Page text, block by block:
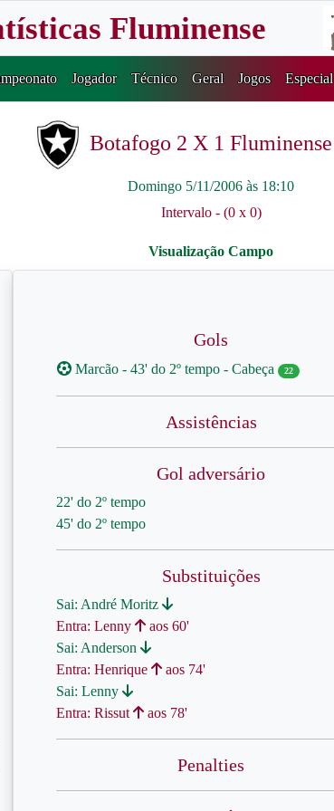
Fluminense
Jogador Técnico Geral Jogos Especial
Botafogo 2 X 1 Fluminense
Domingo 5/11/2006 às 18:10
Intervalo - (0 x 0)
Gols
Marcão - 43' do 2º tempo - Cabeça 22
Assistências
Gol adversário
22' do 2º tempo
45' do 2º tempo
Substituições
Sai: André Moritz
Entra: Lenny
aos 60'
Sai: Anderson
Entra: Henrique
aos 74'
Sai: Lenny
Entra: Rissut
aos 78'
Penalties